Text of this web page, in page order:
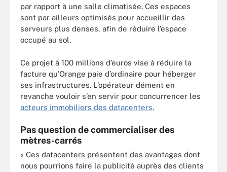
par rapport à une salle climatisée. Ces espaces
sont par ailleurs optimisés pour accueillir des
serveurs plus denses, afin de réduire l’espace
occupé au sol.
Ce projet à 100 millions d’euros vise à réduire la
facture qu’Orange paie d’ordinaire pour héberger
ses infrastructures. L’opérateur dément en
revanche vouloir s’en servir pour concurrencer les
acteurs immobiliers des datacenters.
Pas question de commercialiser des
mètres-carrés
« Ces datacenters présentent des avantages dont
nous pourrions faire la publicité auprès des clients